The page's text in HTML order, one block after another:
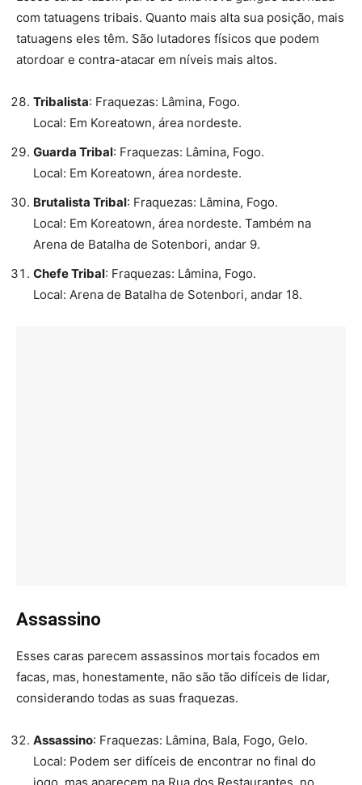
com tatuagens tribais. Quanto mais alta sua posição, mais
tatuagens eles têm. São lutadores físicos que podem
atordoar e contra-atacar em níveis mais altos.
Tribalista: Fraquezas: Lâmina, Fogo.
Local: Em Koreatown, área nordeste.
Guarda Tribal: Fraquezas: Lâmina, Fogo.
Local: Em Koreatown, área nordeste.
Brutalista Tribal: Fraquezas: Lâmina, Fogo.
Local: Em Koreatown, área nordeste. Também na
Arena de Batalha de Sotenbori, andar 9.
Chefe Tribal: Fraquezas: Lâmina, Fogo.
Local: Arena de Batalha de Sotenbori, andar 18.
Assassino
Esses caras parecem assassinos mortais focados em
facas, mas, honestamente, não são tão difíceis de lidar,
considerando todas as suas fraquezas.
Assassino: Fraquezas: Lâmina, Bala, Fogo, Gelo.
Local: Podem ser difíceis de encontrar no final do